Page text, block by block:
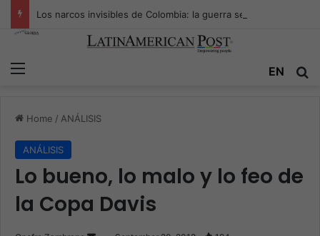
EN
Home / ANÁLISIS
ANÁLISIS
Lo bueno, lo malo y lo feo de
la Copa Davis